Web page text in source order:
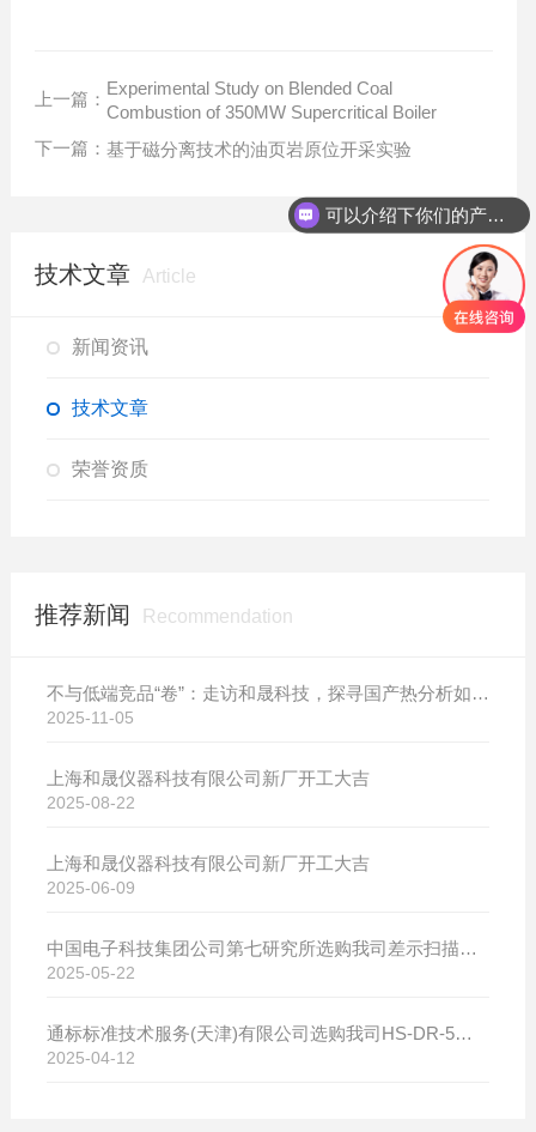
上一篇：
Experimental Study on Blended Coal
Combustion of 350MW Supercritical Boiler
下一篇： 基于磁分离技术的油页岩原位开采实验
技术文章 Article
新闻资讯
技术文章
荣誉资质
推荐新闻 Recommendation
不与低端竞品“卷”：走访和晟科技，探寻国产热分析如何行稳致远
2025-11-05
上海和晟仪器科技有限公司新厂开工大吉
2025-08-22
上海和晟仪器科技有限公司新厂开工大吉
2025-06-09
中国电子科技集团公司第七研究所选购我司差示扫描量热仪
2025-05-22
通标标准技术服务(天津)有限公司选购我司HS-DR-5导热系数测试仪
2025-04-12
可以介绍下你们的产品么？